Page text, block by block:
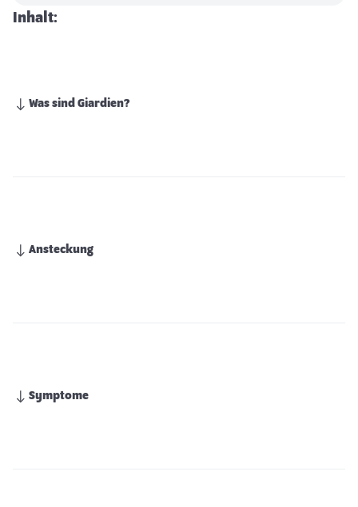
Inhalt:
Was sind Giardien?
Ansteckung
Symptome